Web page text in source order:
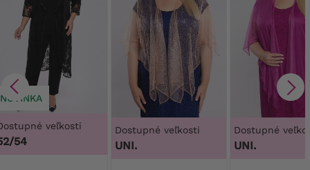
NOVINKA
veľkosti
54
Dostupné veľkosti
UNI.
Dostupné
UNI.